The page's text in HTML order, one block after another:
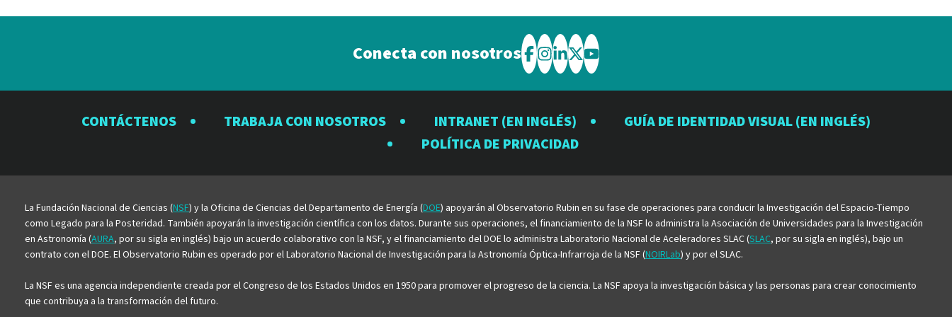
Conecta con nosotros Visite
el
Observatorio
Rubin
Visite
el
Observatorio
Rubin
Visite
el
Observatorio
Rubin
Visite
el
Observatorio
Rubin
Visite
el
Observatorio
CONTÁCTENOS TRABAJA CON NOSOTROS INTRANET (EN INGLÉS)
GUÍA DE IDENTIDAD VISUAL (EN INGLÉS)
POLÍTICA DE PRIVACIDAD
La Fundación Nacional de Ciencias (NSF) y la Oficina de Ciencias del Departamento de Energía (DOE) apoyarán al Observatorio Rubin en su fase de operaciones para conducir la Investigación del Espacio-Tiempo
como Legado para la Posteridad. También apoyarán la investigación científica con los datos. Durante sus operaciones, el financiamiento de la NSF lo administra la Asociación de Universidades para la Investigación
en Astronomía (AURA, por su sigla en inglés) bajo un acuerdo colaborativo con la NSF, y el financiamiento del DOE lo administra Laboratorio Nacional de Aceleradores SLAC (SLAC, por su sigla en inglés), bajo un
contrato con el DOE. El Observatorio Rubin es operado por el Laboratorio Nacional de Investigación para la Astronomía Óptica-Infrarroja de la NSF (NOIRLab) y por el SLAC.
La NSF es una agencia independiente creada por el Congreso de los Estados Unidos en 1950 para promover el progreso de la ciencia. La NSF apoya la investigación básica y las personas para crear conocimiento
que contribuya a la transformación del futuro.